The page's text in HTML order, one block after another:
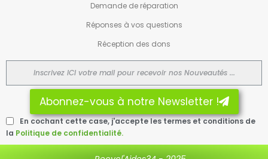
Demande de réparation
Réponses à vos questions
Réception des dons
Abonnez-vous à notre Newsletter !
En cochant cette case, j'accepte les termes et conditions de
la Politique de confidentialité.